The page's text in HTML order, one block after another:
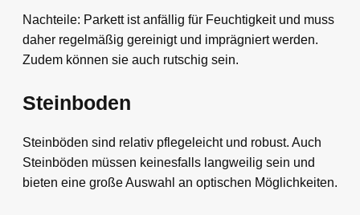
Nachteile: Parkett ist anfällig für Feuchtigkeit und muss
daher regelmäßig gereinigt und imprägniert werden.
Zudem können sie auch rutschig sein.
Steinboden
Steinböden sind relativ pflegeleicht und robust. Auch
Steinböden müssen keinesfalls langweilig sein und
bieten eine große Auswahl an optischen Möglichkeiten.